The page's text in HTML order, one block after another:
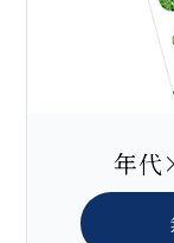
年代